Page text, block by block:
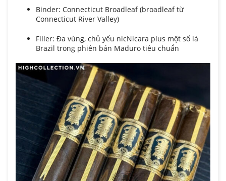
Binder: Connecticut Broadleaf (broadleaf từ
Connecticut River Valley)
Filler: Đa vùng, chủ yếu nicNicara plus một số lá
Brazil trong phiên bản Maduro tiêu chuẩn